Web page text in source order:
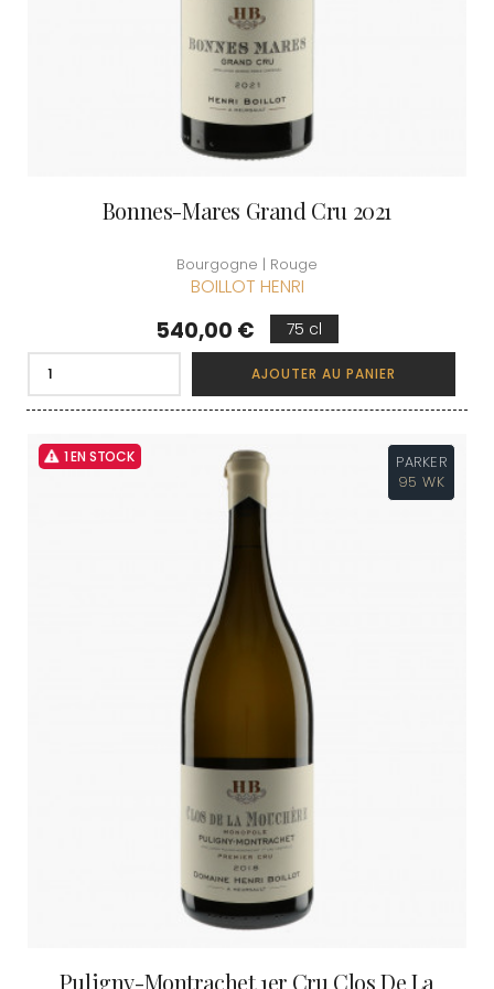
Bonnes-Mares Grand Cru 2021
Bourgogne | Rouge
BOILLOT HENRI
Prix
540,00 € 75 cl
AJOUTER AU PANIER
1 EN STOCK
PARKER
95 WK
Puligny-Montrachet 1er Cru Clos De La